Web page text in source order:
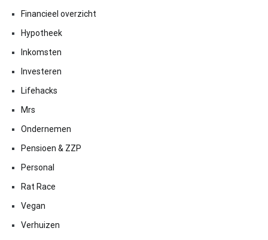
Financieel overzicht
Hypotheek
Inkomsten
Investeren
Lifehacks
Mrs
Ondernemen
Pensioen & ZZP
Personal
Rat Race
Vegan
Verhuizen